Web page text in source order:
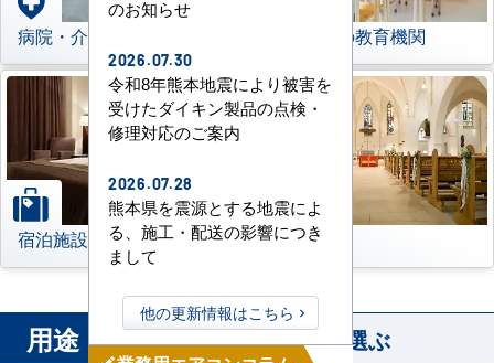
病院・介護施設 学校などの教育機関
宿泊施設 その他
用途 から業務用エアコンを選ぶ
のお知らせ
2026.07.30
令和8年熊本地震により被害を
受けたダイキン製品の点検・
修理対応のご案内
2026.07.28
熊本県を震源とする地震によ
る、施工・配送の影響につき
まして
他の更新情報はこちら